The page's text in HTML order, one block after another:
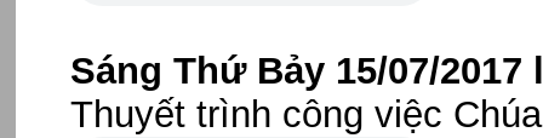
Sáng Thứ Bảy 15/07/2017
Thuyết trình công việc